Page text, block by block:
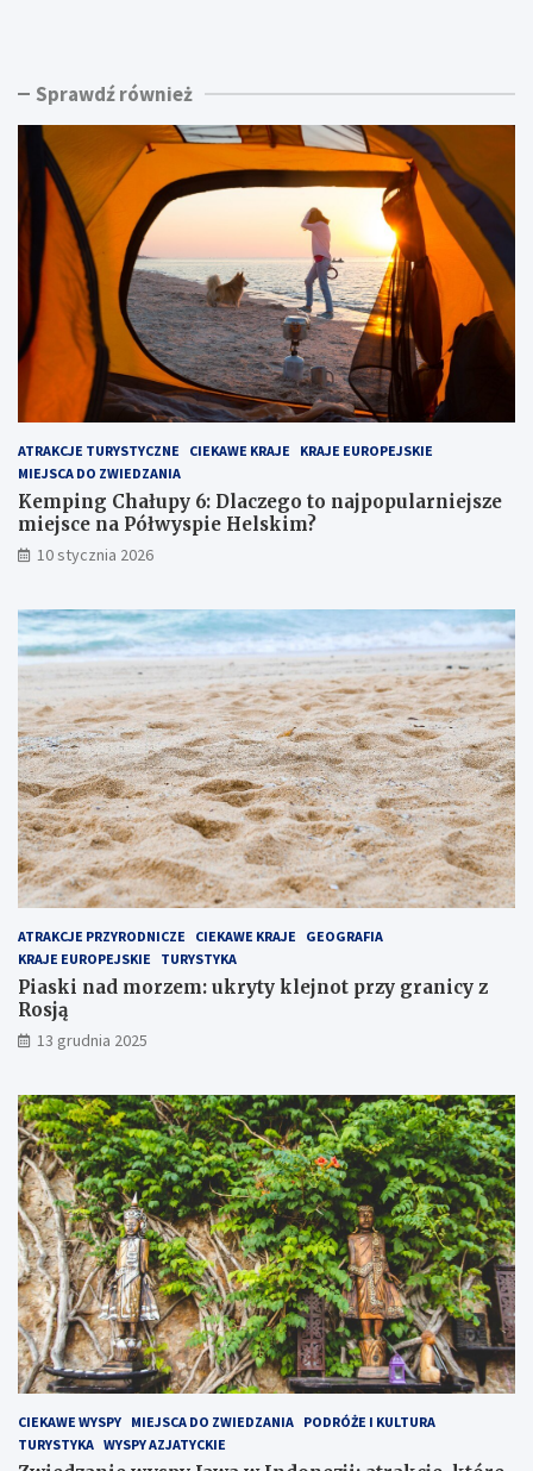
n
a
ł
u
p
D
l
a
c
e
g
o
t
o
n
j
p
o
p
u
l
a
r
n
i
e
j
s
z
e
m
i
e
j
s
n
a
P
ó
ł
w
y
s
p
i
e
H
e
s
k
i
m
o
r
z
m
u
k
y
y
k
l
e
j
n
t
p
r
z
y
g
r
a
n
i
c
y
z
R
o
s
j
ą
Sprawdź również
ATRAKCJE TURYSTYCZNE CIEKAWE KRAJE
KRAJE EUROPEJSKIE
MIEJSCA DO ZWIEDZANIA
Kemping Chałupy 6: Dlaczego to najpopularniejsze
miejsce na Półwyspie Helskim?
10 stycznia 2026
ATRAKCJE PRZYRODNICZE CIEKAWE KRAJE
GEOGRAFIA
KRAJE EUROPEJSKIE
TURYSTYKA
Piaski nad morzem: ukryty klejnot przy granicy z
Rosją
13 grudnia 2025
CIEKAWE WYSPY MIEJSCA DO ZWIEDZANIA PODRÓŻE I KULTURA
TURYSTYKA WYSPY AZJATYCKIE